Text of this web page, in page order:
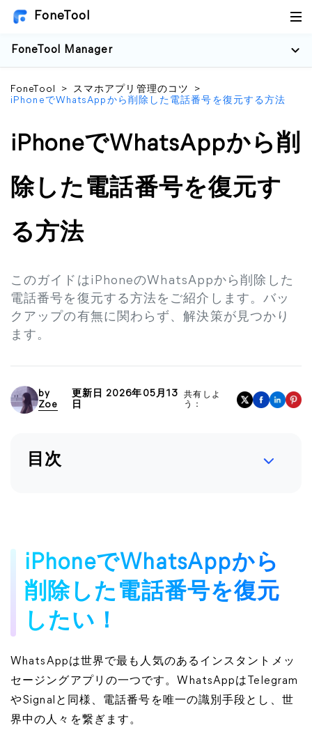
FoneTool
FoneTool Manager
FoneTool > スマホアプリ管理のコツ
>
iPhoneでWhatsAppから削除した電話番号を復元する方法
iPhoneでWhatsAppから削
除した電話番号を復元す
る方法
このガイドはiPhoneのWhatsAppから削除した
電話番号を復元する方法をご紹介します。バッ
クアップの有無に関わらず、解決策が見つかり
ます。
by
Zoe
更新日 2026年05月13
日
共有しよ
う：
目次
iPhoneでWhatsAppから
削除した電話番号を復元
したい！
WhatsAppは世界で最も人気のあるインスタントメッ
セージングアプリの一つです。WhatsAppはTelegram
やSignalと同様、電話番号を唯一の識別手段とし、世
界中の人々を繋ぎます。